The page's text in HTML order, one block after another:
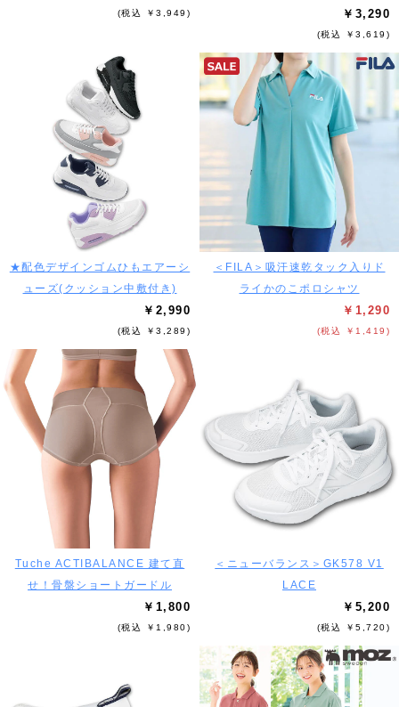
(税込 ￥3,949) ￥3,290
(税込 ￥3,619)
★配色デザインゴムひもエアーシ
ューズ(クッション中敷付き)
￥2,990
(税込 ￥3,289)
＜FILA＞吸汗速乾タック入りド
ライかのこポロシャツ
￥1,290
(税込 ￥1,419)
Tuche ACTIBALANCE 建て直
せ！骨盤ショートガードル
￥1,800
(税込 ￥1,980)
＜ニューバランス＞GK578 V1
LACE
￥5,200
(税込 ￥5,720)